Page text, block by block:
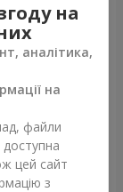
"Bertha"
на
аналітика,
на
файли
доступна
цей сайт
з